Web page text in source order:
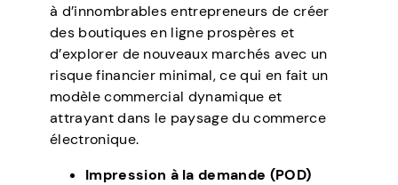
à d’innombrables entrepreneurs de créer
des boutiques en ligne prospères et
d’explorer de nouveaux marchés avec un
risque financier minimal, ce qui en fait un
modèle commercial dynamique et
attrayant dans le paysage du commerce
électronique.
Impression à la demande (POD)